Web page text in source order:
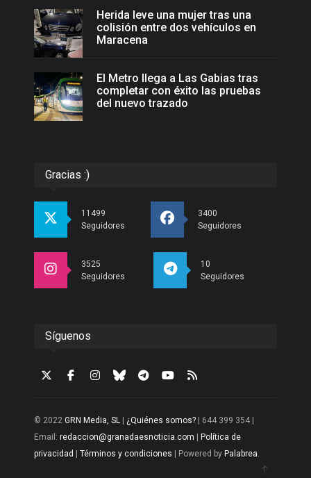
Herida leve una mujer tras una
colisión entre dos vehículos en
Maracena
El Metro llega a Las Gabias tras
completar con éxito las pruebas
del nuevo trazado
Gracias :)
11499
Seguidores
3400
Seguidores
3525
Seguidores
10
Seguidores
Síguenos
© 2022 GRN Media, SL ¿Quiénes somos? | 644 399 354 |
Email: redaccion@granadaesnoticia.com
Política de
privacidad
Términos y condiciones | Powered by Palabrea.